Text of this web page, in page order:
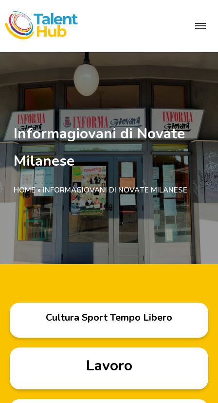
Informagiovani di Novate
Milanese
HOME»INFORMAGIOVANI DI NOVATE MILANESE
Cultura Sport Tempo Libero
Lavoro